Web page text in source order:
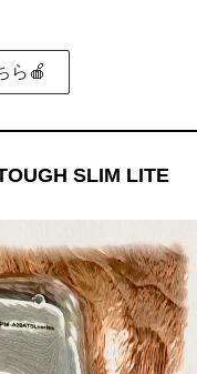
ら🍎
SLIM LITE